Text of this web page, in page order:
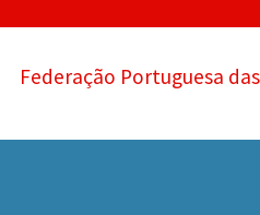
Federação Portuguesa